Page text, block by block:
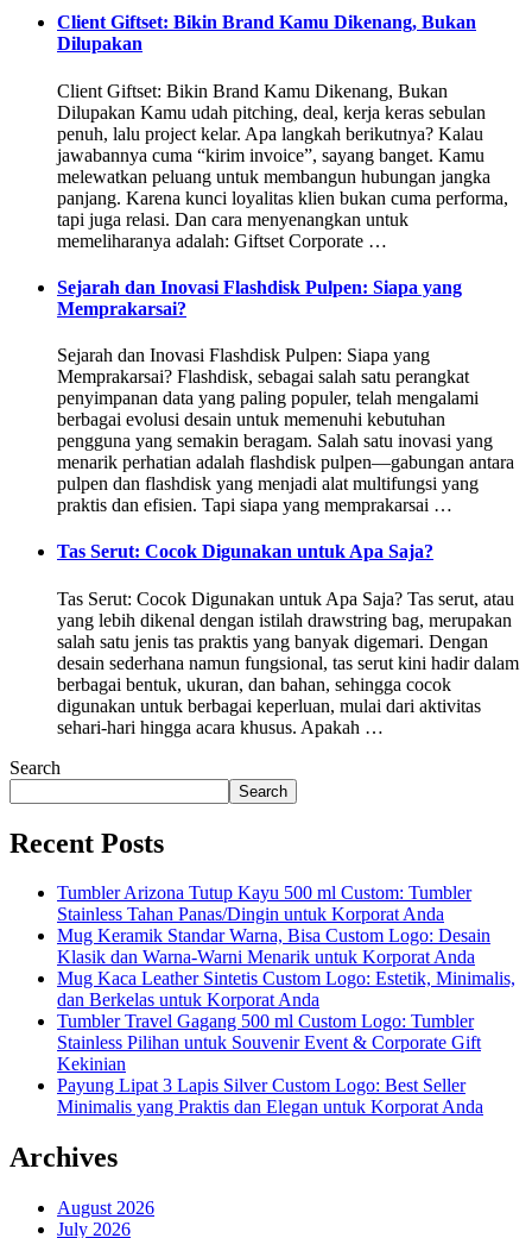
Client Giftset: Bikin Brand Kamu Dikenang, Bukan
Dilupakan
Client Giftset: Bikin Brand Kamu Dikenang, Bukan
Dilupakan Kamu udah pitching, deal, kerja keras sebulan
penuh, lalu project kelar. Apa langkah berikutnya? Kalau
jawabannya cuma “kirim invoice”, sayang banget. Kamu
melewatkan peluang untuk membangun hubungan jangka
panjang. Karena kunci loyalitas klien bukan cuma performa,
tapi juga relasi. Dan cara menyenangkan untuk
memeliharanya adalah: Giftset Corporate …
Sejarah dan Inovasi Flashdisk Pulpen: Siapa yang
Memprakarsai?
Sejarah dan Inovasi Flashdisk Pulpen: Siapa yang
Memprakarsai? Flashdisk, sebagai salah satu perangkat
penyimpanan data yang paling populer, telah mengalami
berbagai evolusi desain untuk memenuhi kebutuhan
pengguna yang semakin beragam. Salah satu inovasi yang
menarik perhatian adalah flashdisk pulpen—gabungan antara
pulpen dan flashdisk yang menjadi alat multifungsi yang
praktis dan efisien. Tapi siapa yang memprakarsai …
Tas Serut: Cocok Digunakan untuk Apa Saja?
Tas Serut: Cocok Digunakan untuk Apa Saja? Tas serut, atau
yang lebih dikenal dengan istilah drawstring bag, merupakan
salah satu jenis tas praktis yang banyak digemari. Dengan
desain sederhana namun fungsional, tas serut kini hadir dalam
berbagai bentuk, ukuran, dan bahan, sehingga cocok
digunakan untuk berbagai keperluan, mulai dari aktivitas
sehari-hari hingga acara khusus. Apakah …
Search
Search
Recent Posts
Tumbler Arizona Tutup Kayu 500 ml Custom: Tumbler
Stainless Tahan Panas/Dingin untuk Korporat Anda
Mug Keramik Standar Warna, Bisa Custom Logo: Desain
Klasik dan Warna-Warni Menarik untuk Korporat Anda
Mug Kaca Leather Sintetis Custom Logo: Estetik, Minimalis,
dan Berkelas untuk Korporat Anda
Tumbler Travel Gagang 500 ml Custom Logo: Tumbler
Stainless Pilihan untuk Souvenir Event & Corporate Gift
Kekinian
Payung Lipat 3 Lapis Silver Custom Logo: Best Seller
Minimalis yang Praktis dan Elegan untuk Korporat Anda
Archives
August 2026
July 2026